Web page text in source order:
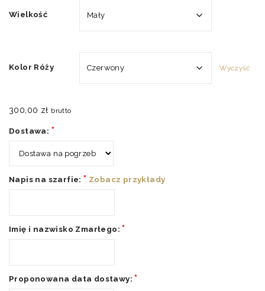
Wielkość
Kolor Róży Wyczyść
300,00 zł brutto
Dostawa: *
Napis na szarfie:* Zobacz przykłady
Imię i nazwisko Zmarłego:*
Proponowana data dostawy:*